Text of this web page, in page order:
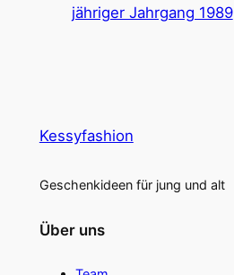
jähriger Jahrgang 1989
Kessyfashion
Geschenkideen für jung und alt
Über uns